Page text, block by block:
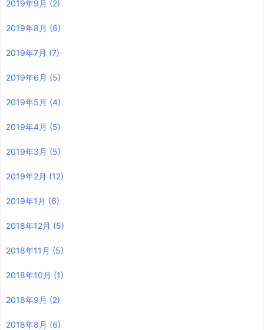
2019年9月 (2)
2019年8月 (6)
2019年7月 (7)
2019年6月 (5)
2019年5月 (4)
2019年4月 (5)
2019年3月 (5)
2019年2月 (12)
2019年1月 (6)
2018年12月 (5)
2018年11月 (5)
2018年10月 (1)
2018年9月 (2)
2018年8月 (6)